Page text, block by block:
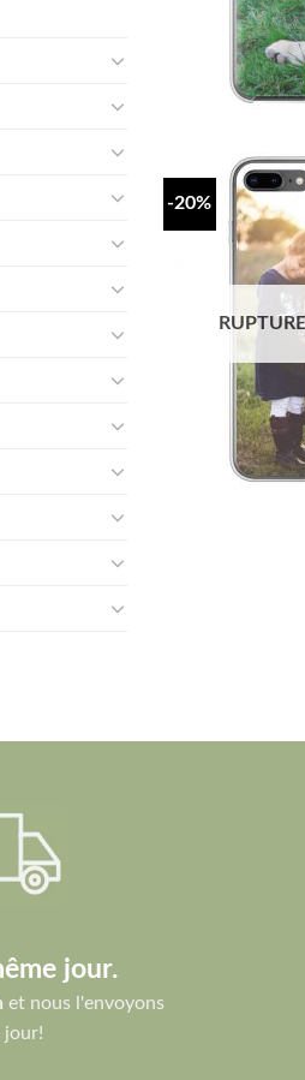
-20%
jour.
et nous l'envoyons
jour!